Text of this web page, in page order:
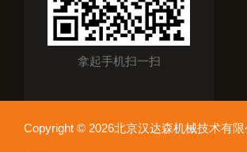
拿起手机扫一扫
Copyright © 2026北京汉达森机械技术有